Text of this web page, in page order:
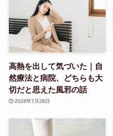
高熱を出して気づいた｜自
然療法と病院、どちらも大
切だと思えた風邪の話
2026年7月28日